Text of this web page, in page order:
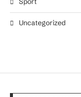
Uncategorized